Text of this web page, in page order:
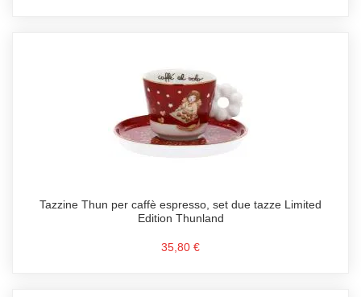
Tazzine Thun per caffè espresso, set due tazze Limited
Edition Thunland
35,80 €